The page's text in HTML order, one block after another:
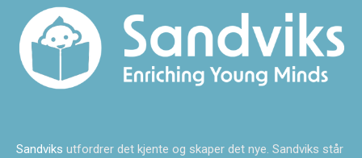
Sandviks utfordrer det kjente og skaper det nye. Sandviks står